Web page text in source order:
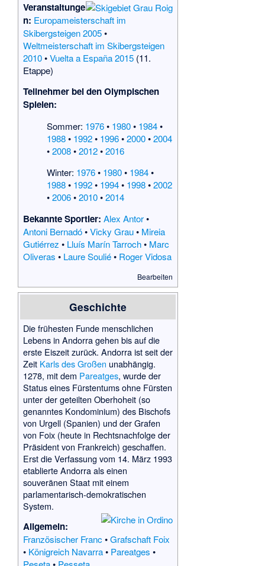
Veranstaltunge
n: Europameisterschaft im
Skibergsteigen 2005•
Weltmeisterschaft im Skibergsteigen
2010•Vuelta a España 2015 (11.
Etappe)
Teilnehmer bei den Olympischen
Spielen:
Sommer: 1976• 1980• 1984•
1988• 1992• 1996•2000•2004
•2008•2012•2016
Winter: 1976• 1980• 1984•
1988• 1992• 1994• 1998•2002
•2006•2010•2014
Bekannte Sportler: Alex Antor•
Antoni Bernadó•Vicky Grau• Mireia
Gutiérrez • Lluís Marín Tarroch• Marc
Oliveras • Laure Soulié• Roger Vidosa
Bearbeiten
Geschichte
Die frühesten Funde menschlichen
Lebens in Andorra gehen bis auf die
erste Eiszeit zurück. Andorra ist seit der
Zeit Karls des Großen unabhängig.
1278, mit dem Pareatges, wurde der
Status eines Fürstentums ohne Fürsten
unter der geteilten Oberhoheit (so
genanntes Kondominium) des Bischofs
von Urgell (Spanien) und der Grafen
von Foix (heute in Rechtsnachfolge der
Präsident von Frankreich) geschaffen.
Erst die Verfassung vom 14. März 1993
etablierte Andorra als einen
souveränen Staat mit einem
parlamentarisch-demokratischen
System.
Allgemein:
Französischer Franc•Grafschaft Foix
• Königreich Navarra• Pareatges •